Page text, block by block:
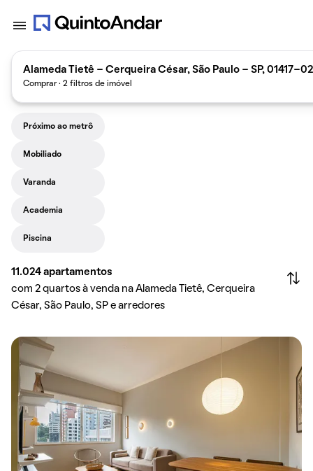
Alameda Tietê - Cerqueira César, São Paulo - SP, 01417-
Comprar · 2 filtros de imóvel
Próximo ao metrô
Mobiliado
Varanda
Academia
Piscina
11.024 apartamentos
com 2 quartos à venda na Alameda Tietê, Cerqueira
César, São Paulo, SP e arredores